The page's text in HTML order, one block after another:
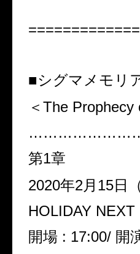
■シグマメモリ
＜The Prophecy
第1章
2020年2月15日
HOLIDAY NEXT
開場 : 17:00/ 開